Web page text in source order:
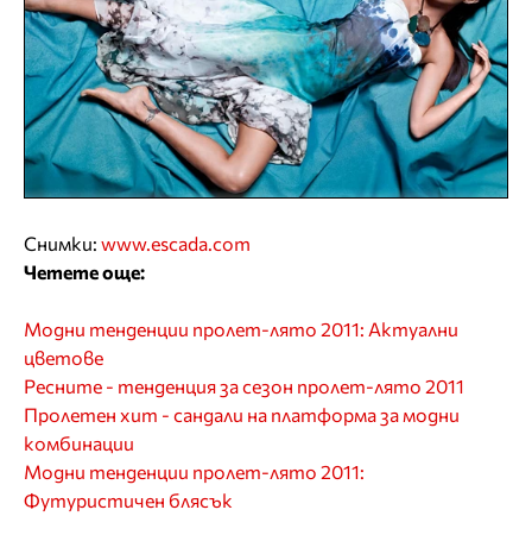
Снимки: www.escada.com
Четете още:
Модни тенденции пролет-лято 2011: Актуални
цветове
Ресните - тенденция за сезон пролет-лято 2011
Пролетен хит - сандали на платформа за модни
комбинации
Модни тенденции пролет-лято 2011:
Футуристичен блясък